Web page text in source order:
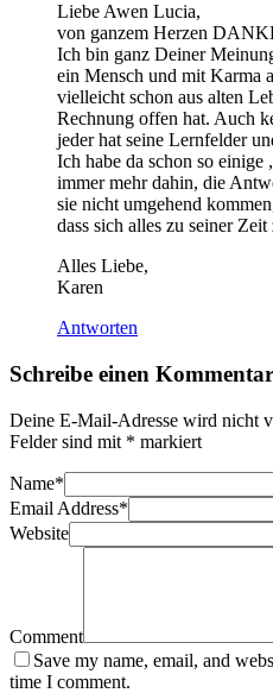
Liebe Awen Lucia,
von ganzem Herzen
Ich bin ganz Deiner
ein Mensch und mit Karma
vielleicht schon aus alten
Rechnung offen hat. Auch
jeder hat seine Lernfelder
Ich habe da schon so
immer mehr dahin, die
sie nicht umgehend
dass sich alles zu seiner
Alles Liebe,
Karen
Antworten
Schreibe einen Kommentar
Deine E-Mail-Adresse wird nicht
Felder sind mit * markiert
Name*
Email Address*
Website
Comment
Save my name, email, and
time I comment.